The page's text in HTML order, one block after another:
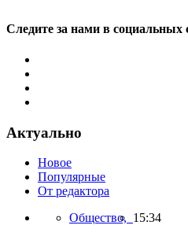
Следите за нами в социальных
Актуально
Новое
Популярные
От редактора
Общество, 15:34